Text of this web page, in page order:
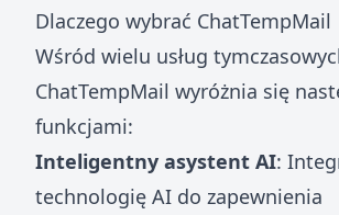
Dlaczego wybrać ChatTempMail
Wśród wielu usług
ChatTempMail wyróżnia się
funkcjami:
Inteligentny asystent AI:
technologię AI do zapewnienia